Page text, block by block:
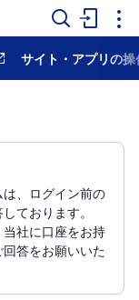
サイト・アプリの
、ログイン前の
ております。
社に口座をお持
答をお願いいた